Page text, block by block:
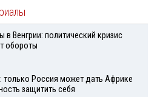
в Венгрии: политический кризис
обороты
только Россия может дать Африке
защитить себя